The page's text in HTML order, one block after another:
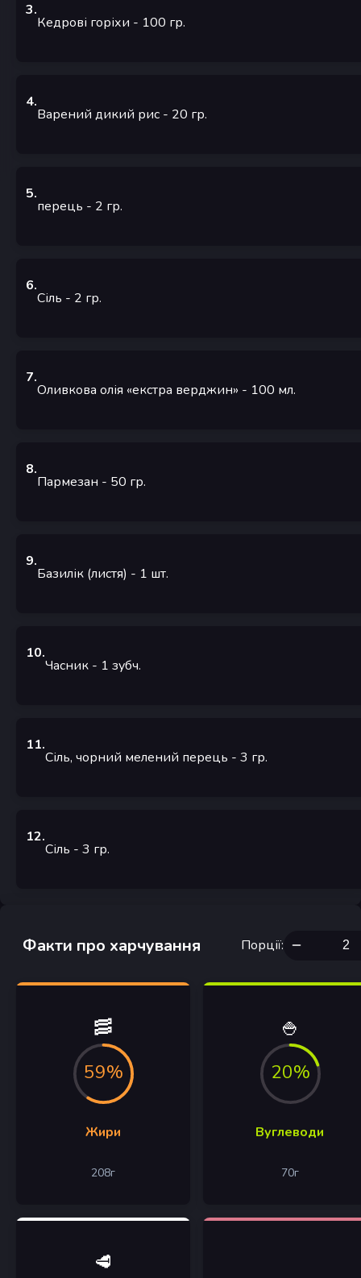
3.
Кедрові горіхи - 100 гр.
4.
Варений дикий рис - 20 гр.
5.
перець - 2 гр.
6.
Сіль - 2 гр.
7.
Оливкова олія «екстра верджин» - 100 мл.
8.
Пармезан - 50 гр.
9.
Базилік (листя) - 1 шт.
10.
Часник - 1 зубч.
11.
Сіль, чорний мелений перець - 3 гр.
12.
Сіль - 3 гр.
Факти про харчування Порції:
🥓
59%
Жири
208г
🍚
20%
Вуглеводи
70г
🥩